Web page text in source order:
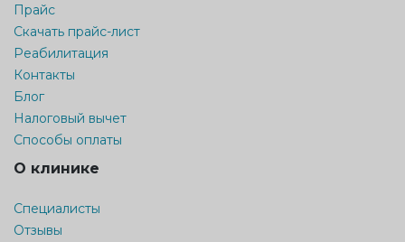
Прайс
Скачать прайс-лист
Реабилитация
Контакты
Блог
Налоговый вычет
Способы оплаты
О клинике
Специалисты
Отзывы